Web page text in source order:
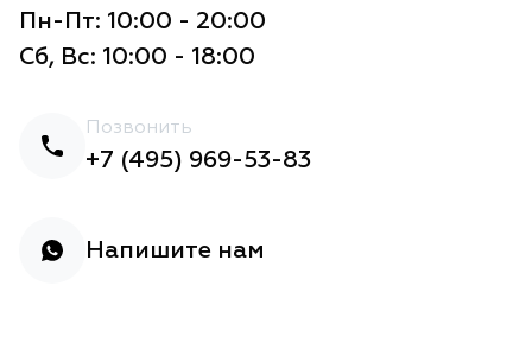
Пн-Пт: 10:00 - 20:00
Сб, Вс: 10:00 - 18:00
Позвонить
+7 (495) 969-53-83
Напишите нам